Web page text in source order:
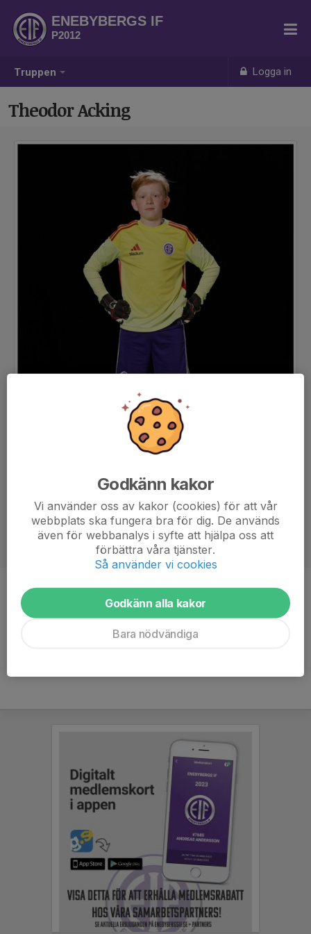
Truppen Logga in
ENEBYBERGS IF
P2012
Theodor Acking
Position
Ålder
14 år
Godkänn kakor
Vi använder oss av kakor (cookies) för att vår
webbplats ska fungera bra för dig. De används
även för webbanalys i syfte att hjälpa oss att
förbättra våra tjänster.
Så använder vi cookies
Godkänn alla kakor
Bara nödvändiga